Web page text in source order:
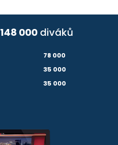
148 000 diváků
78 000
35 000
35 000